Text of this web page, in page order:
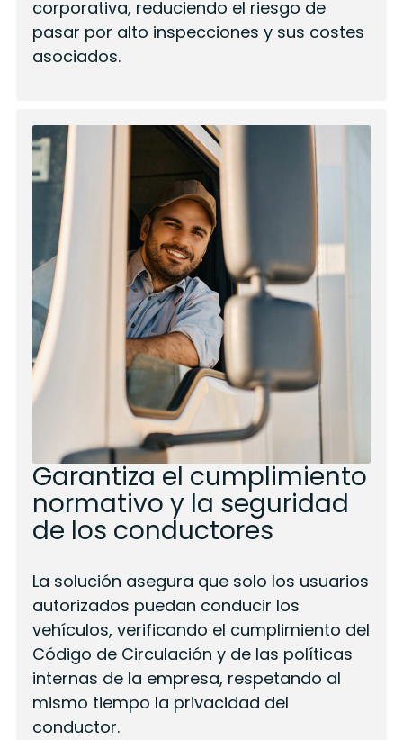
corporativa, reduciendo el riesgo de
pasar por alto inspecciones y sus costes
asociados.
Garantiza el cumplimiento
normativo y la seguridad
de los conductores
La solución asegura que solo los usuarios
autorizados puedan conducir los
vehículos, verificando el cumplimiento del
Código de Circulación y de las políticas
internas de la empresa, respetando al
mismo tiempo la privacidad del
conductor.